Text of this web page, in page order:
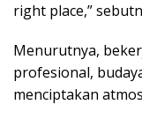
right place,”
Menurutnya,
profesional,
menciptakan